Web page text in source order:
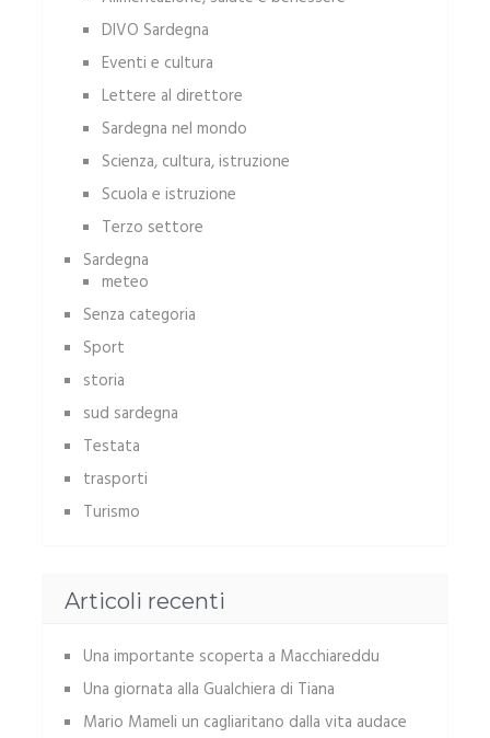
DIVO Sardegna
Eventi e cultura
Lettere al direttore
Sardegna nel mondo
Scienza, cultura, istruzione
Scuola e istruzione
Terzo settore
Sardegna
meteo
Senza categoria
Sport
storia
sud sardegna
Testata
trasporti
Turismo
Articoli recenti
Una importante scoperta a Macchiareddu
Una giornata alla Gualchiera di Tiana
Mario Mameli un cagliaritano dalla vita audace